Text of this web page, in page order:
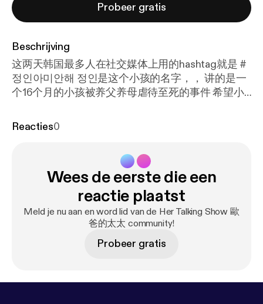
Probeer gratis
Beschrijving
这两天韩国最多人在社交媒体上用的hashtag就是 #
정인아미안해 정인是这个小孩的名字，， 讲的是一
个16个月的小孩被养父养母虐待至死的事件 希望小
在害怕恐惧中。 这个世界没能好好保护你珍惜你 希
d/show/hertalkingshow/message
Reacties0
Wees de eerste die een
reactie plaatst
Meld je nu aan en word lid van de Her Talking Show 歐
爸的太太 community!
Probeer gratis